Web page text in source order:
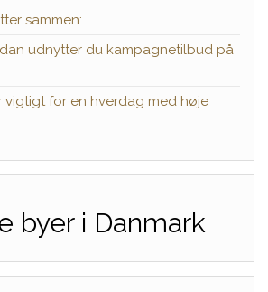
sammen:
udnytter du kampagnetilbud på
vigtigt for en hverdag med høje
byer i Danmark